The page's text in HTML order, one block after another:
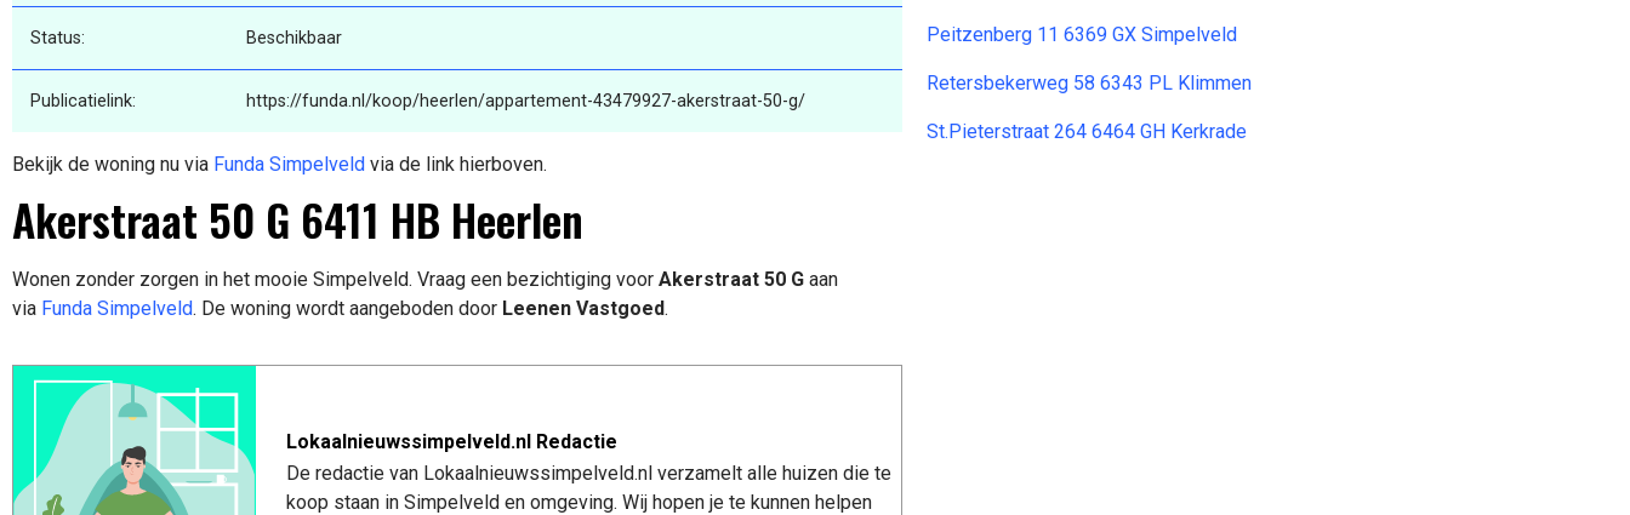
Status: Beschikbaar
Publicatielink: https://funda.nl/koop/heerlen/appartement-43479927-akerstraat-50-g/
Bekijk de woning nu via Funda Simpelveld via de link hierboven.
Akerstraat 50 G 6411 HB Heerlen
Wonen zonder zorgen in het mooie Simpelveld. Vraag een bezichtiging voor Akerstraat 50 G aan
via Funda Simpelveld. De woning wordt aangeboden door Leenen Vastgoed.
Lokaalnieuwssimpelveld.nl Redactie
De redactie van Lokaalnieuwssimpelveld.nl verzamelt alle huizen die te
koop staan in Simpelveld en omgeving. Wij hopen je te kunnen helpen
Peitzenberg 11 6369 GX Simpelveld
Retersbekerweg 58 6343 PL Klimmen
St.Pieterstraat 264 6464 GH Kerkrade